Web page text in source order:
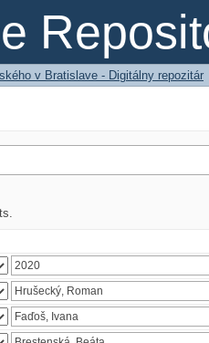
v Bratislave - Digitálny repozitár